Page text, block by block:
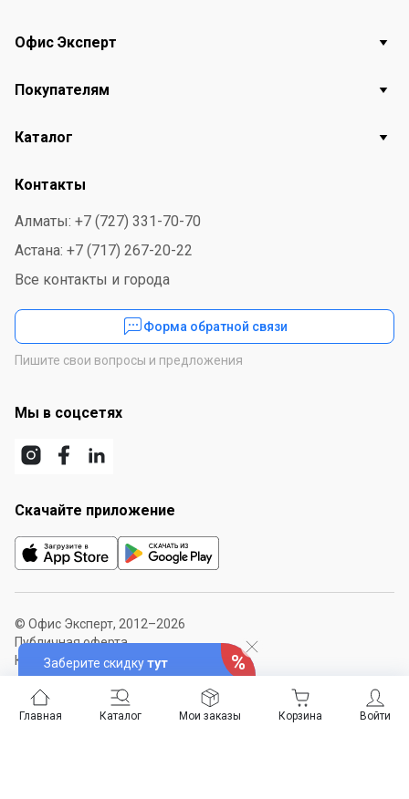
Главная Каталог Войти
Мои заказы Корзина
Заберите скидкутут
Офис Эксперт
Покупателям
Каталог
Контакты
Алматы: +7 (727) 331-70-70
Астана: +7 (717) 267-20-22
Все контакты и города
Форма обратной связи
Пишите свои вопросы и предложения
Мы в соцсетях
Скачайте приложение
© Офис Эксперт, 2012–2026
Публичная оферта
Карта сайта